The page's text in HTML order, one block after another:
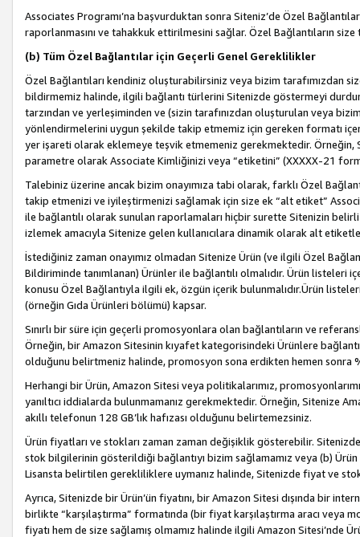
Associates Programı’na başvurduktan sonra Siteniz’de Özel
raporlanmasını ve tahakkuk ettirilmesini sağlar. Özel Bağlantıların
(b) Tüm Özel Bağlantılar için Geçerli Genel Gereklilikler
Özel Bağlantıları kendiniz oluşturabilirsiniz veya bizim tarafımızdan
bildirmemiz halinde, ilgili bağlantı türlerini Sitenizde göstermeyi
tarzından ve yerleşiminden ve (sizin tarafınızdan oluşturulan veya
yönlendirmelerini uygun şekilde takip etmemiz için gereken formatı
yer işareti olarak eklemeye teşvik etmemeniz gerekmektedir. Örneğin,
parametre olarak Associate Kimliğinizi veya “etiketini” (XXXXX-21
Talebiniz üzerine ancak bizim onayımıza tabi olarak, farklı Özel
takip etmenizi ve iyileştirmenizi sağlamak için size ek “alt etiket”
ile bağlantılı olarak sunulan raporlamaları hiçbir surette Sitenizin belirli
izlemek amacıyla Sitenize gelen kullanıcılara dinamik olarak alt
İstediğiniz zaman onayımız olmadan Sitenize Ürün (ve ilgili Özel
Bildiriminde tanımlanan) Ürünler ile bağlantılı olmalıdır. Ürün listeleri
konusu Özel Bağlantıyla ilgili ek, özgün içerik bulunmalıdır.Ürün
(örneğin Gıda Ürünleri bölümü) kapsar.
Sınırlı bir süre için geçerli promosyonlara olan bağlantıların ve
Örneğin, bir Amazon Sitesinin kıyafet kategorisindeki Ürünlere
olduğunu belirtmeniz halinde, promosyon sona erdikten hemen sonra
Herhangi bir Ürün, Amazon Sitesi veya politikalarımız,
yanıltıcı iddialarda bulunmamanız gerekmektedir. Örneğin, Sitenize
akıllı telefonun 128 GB’lık hafızası olduğunu belirtemezsiniz.
Ürün fiyatları ve stokları zaman zaman değişiklik gösterebilir.
stok bilgilerinin gösterildiği bağlantıyı bizim sağlamamız veya (b)
Lisansta belirtilen gerekliliklere uymanız halinde, Sitenizde fiyat ve
Ayrıca, Sitenizde bir Ürün’ün fiyatını, bir Amazon Sitesi dışında bir
birlikte “karşılaştırma” formatında (bir fiyat karşılaştırma aracı veya
fiyatı hem de size sağlamış olmamız halinde ilgili Amazon Sitesi’nde